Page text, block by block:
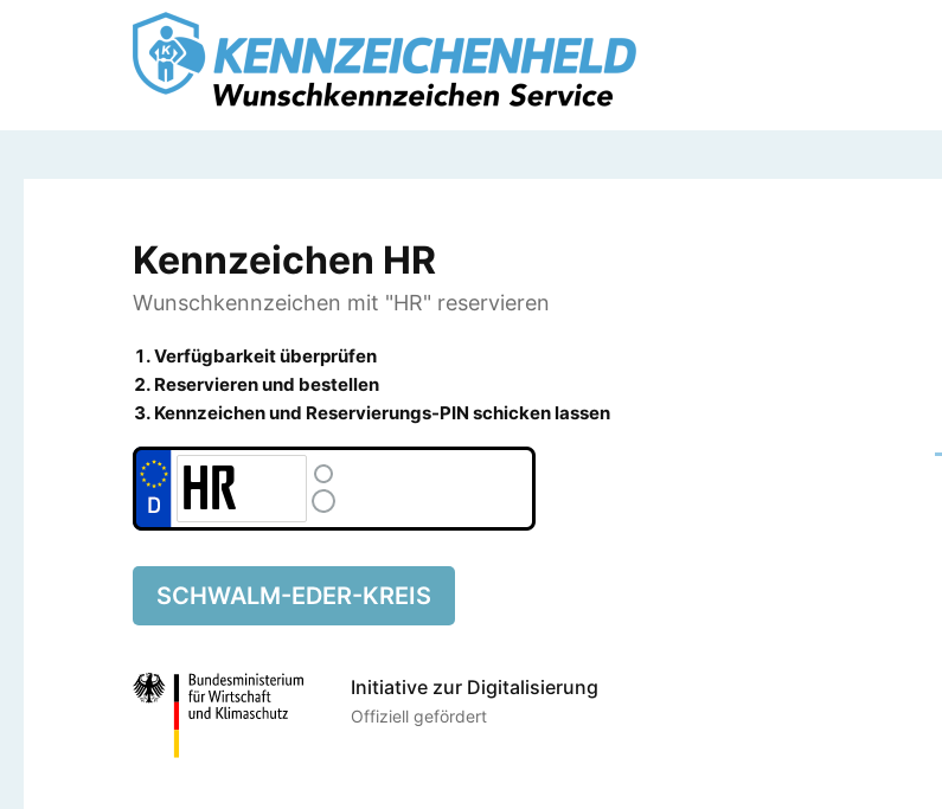
Kennzeichen HR
Wunschkennzeichen mit "HR" reservieren
Verfügbarkeit überprüfen
Reservieren und bestellen
Kennzeichen und Reservierungs-PIN schicken lassen
SCHWALM-EDER-KREIS
Initiative zur Digitalisierung
Offiziell gefördert